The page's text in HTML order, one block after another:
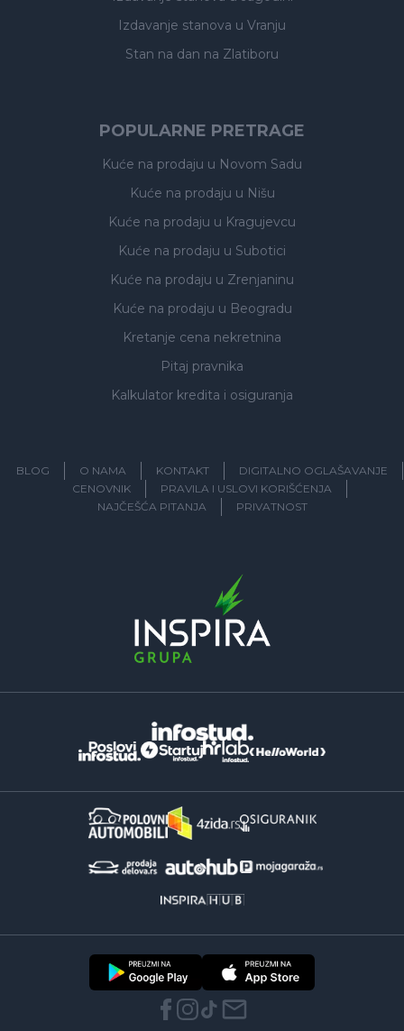
Izdavanje stanova u Vranju
Stan na dan na Zlatiboru
POPULARNE PRETRAGE
Kuće na prodaju u Novom Sadu
Kuće na prodaju u Nišu
Kuće na prodaju u Kragujevcu
Kuće na prodaju u Subotici
Kuće na prodaju u Zrenjaninu
Kuće na prodaju u Beogradu
Kretanje cena nekretnina
Pitaj pravnika
Kalkulator kredita i osiguranja
BLOG O NAMA KONTAKT
DIGITALNO OGLAŠAVANJE
CENOVNIK
PRAVILA I USLOVI KORIŠĆENJA
NAJČEŠĆA PITANJA
PRIVATNOST